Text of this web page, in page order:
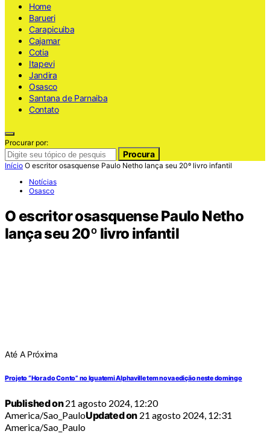
Home
Barueri
Carapicuiba
Cajamar
Cotia
Itapevi
Jandira
Osasco
Santana de Parnaiba
Contato
Procurar por:
Procura
Início O escritor osasquense Paulo Netho lança seu 20º livro infantil
Notícias
Osasco
O escritor osasquense Paulo Netho
lança seu 20º livro infantil
Até A Próxima
Projeto “Hora do Conto” no Iguatemi Alphaville tem nova edição neste domingo
Published on21 agosto 2024, 12:20
America/Sao_PauloUpdated on 21 agosto 2024, 12:31
America/Sao_Paulo